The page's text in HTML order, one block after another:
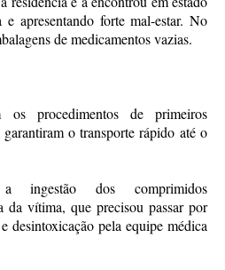
e apresentando forte mal-estar. No
de medicamentos vazias.
os procedimentos de primeiros
o transporte rápido até o
a ingestão dos comprimidos
da vítima, que precisou passar por
desintoxicação pela equipe médica